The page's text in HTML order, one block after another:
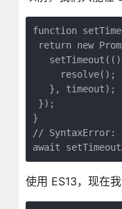
function
return new
     resolve();
   }, timeout);
});
}
// SyntaxError:
await
使用 ES13，现在我